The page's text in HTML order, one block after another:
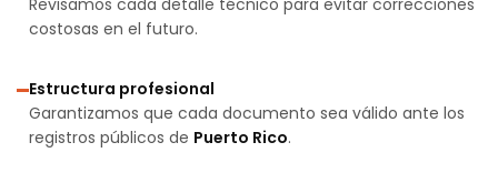
Revisamos cada detalle técnico para evitar correcciones
costosas en el futuro.
Estructura profesional
Garantizamos que cada documento sea válido ante los
registros públicos de Puerto Rico.